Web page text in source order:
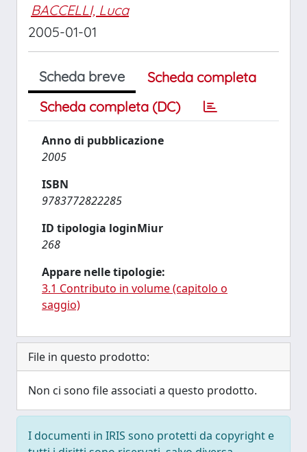
BACCELLI, Luca
2005-01-01
Scheda breve
Scheda completa
Scheda completa (DC)
Anno di pubblicazione
2005
ISBN
9783772822285
ID tipologia loginMiur
268
Appare nelle tipologie:
3.1 Contributo in volume (capitolo o
saggio)
File in questo prodotto:
Non ci sono file associati a questo prodotto.
I documenti in IRIS sono protetti da copyright e